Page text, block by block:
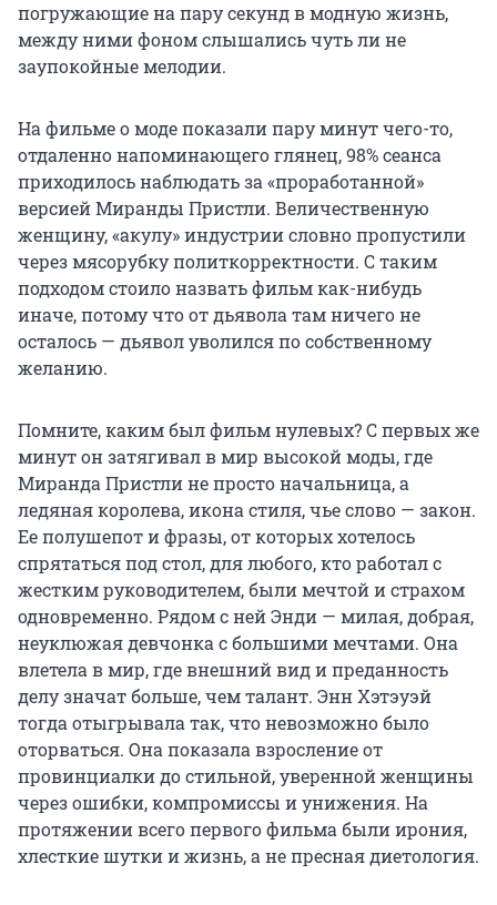
погружающие на пару секунд в модную жизнь,
между ними фоном слышались чуть ли не
заупокойные мелодии.
На фильме о моде показали пару минут чего-то,
отдаленно напоминающего глянец, 98% сеанса
приходилось наблюдать за «проработанной»
версией Миранды Пристли. Величественную
женщину, «акулу» индустрии словно пропустили
через мясорубку политкорректности. С таким
подходом стоило назвать фильм как-нибудь
иначе, потому что от дьявола там ничего не
осталось — дьявол уволился по собственному
желанию.
Помните, каким был фильм нулевых? С первых же
минут он затягивал в мир высокой моды, где
Миранда Пристли не просто начальница, а
ледяная королева, икона стиля, чье слово — закон.
Ее полушепот и фразы, от которых хотелось
спрятаться под стол, для любого, кто работал с
жестким руководителем, были мечтой и страхом
одновременно. Рядом с ней Энди — милая, добрая,
неуклюжая девчонка с большими мечтами. Она
влетела в мир, где внешний вид и преданность
делу значат больше, чем талант. Энн Хэтэуэй
тогда отыгрывала так, что невозможно было
оторваться. Она показала взросление от
провинциалки до стильной, уверенной женщины
через ошибки, компромиссы и унижения. На
протяжении всего первого фильма были ирония,
хлесткие шутки и жизнь, а не пресная диетология.